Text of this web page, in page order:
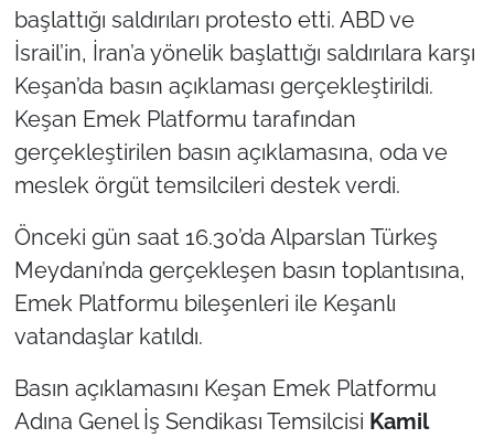
başlattığı saldırıları protesto etti. ABD ve
İsrail’in, İran’a yönelik başlattığı saldırılara karşı
Keşan’da basın açıklaması gerçekleştirildi.
Keşan Emek Platformu tarafından
gerçekleştirilen basın açıklamasına, oda ve
meslek örgüt temsilcileri destek verdi.
Önceki gün saat 16.30’da Alparslan Türkeş
Meydanı’nda gerçekleşen basın toplantısına,
Emek Platformu bileşenleri ile Keşanlı
vatandaşlar katıldı.
Basın açıklamasını Keşan Emek Platformu
Adına Genel İş Sendikası Temsilcisi Kamil
TÜRKİYE
Bölge
Güvenlik
Politika
Flaş Haber
Magazin